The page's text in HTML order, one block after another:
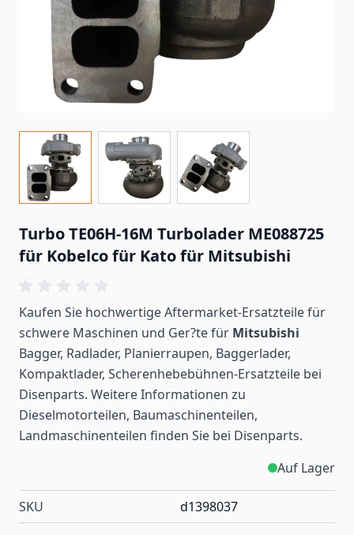
Turbo TE06H-16M Turbolader ME088725
für Kobelco für Kato für Mitsubishi
Kaufen Sie hochwertige Aftermarket-Ersatzteile für
schwere Maschinen und Ger?te für Mitsubishi
Bagger, Radlader, Planierraupen, Baggerlader,
Kompaktlader, Scherenhebebühnen-Ersatzteile bei
Disenparts. Weitere Informationen zu
Dieselmotorteilen, Baumaschinenteilen,
Landmaschinenteilen finden Sie bei Disenparts.
Auf Lager
SKU d1398037